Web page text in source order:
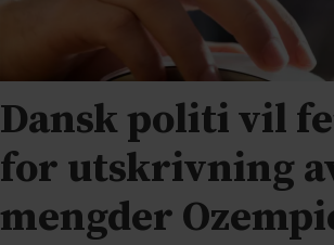
Dansk politi vil
for utskrivning
mengder